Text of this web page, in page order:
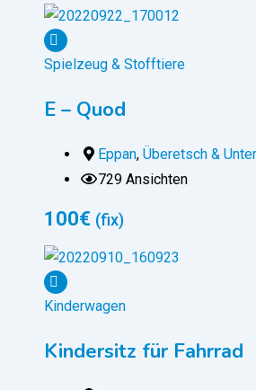
Spielzeug & Stofftiere
E – Quod
Eppan, Überetsch &
729 Ansichten
100€ (fix)
Kinderwagen
Kindersitz für Fahrrad